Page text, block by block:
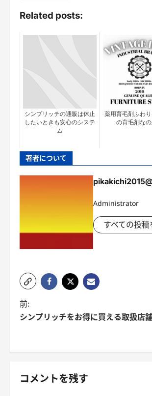
Related posts:
シンプリッチの通販は休止
したいときも安心のシステ
ム
薬用育毛剤ふわ
の育毛剤なの
著者について
Administrator
すべての投稿
投
稿
ゲ
前:
シンプリッチをお得に買える取扱店
コメントを残す